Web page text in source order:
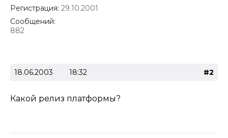
Регистрация: 29.10.2001
Сообщений:
882
18.06.2003 18:32 #2
Какой релиз платформы?